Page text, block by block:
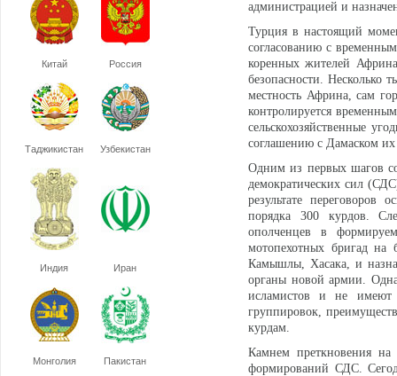
Китай Россия
Таджикистан Узбекистан
Индия Иран
Монголия Пакистан
администрацией и
Турция в настоящий
согласованию с
коренных жителей
безопасности. Несколько
местность Африна, сам
контролируется
сельскохозяйственные
соглашению с Дамаском
Одним из первых шагов
демократических сил
результате
порядка 300 курдов.
ополченцев в
мотопехотных бригад
Камышлы, Хасака, и
органы новой армии.
исламистов и не имеют
группировок,
курдам.
Камнем преткновения
формирований СДС.